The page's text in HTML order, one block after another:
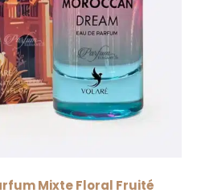
Mixte Floral Fruité